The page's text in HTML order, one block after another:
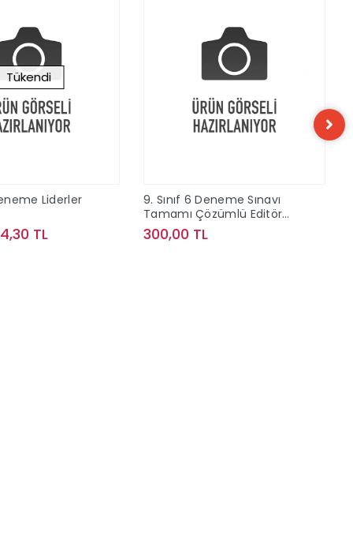
Tükendi
Liderler
TL
9. Sınıf 6 Deneme Sınavı
Tamamı Çözümlü Editör
Yayınları
300,00 TL